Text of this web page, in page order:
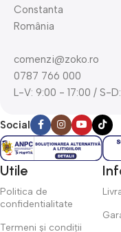
Constanta
România
comenzi@zoko.ro
0787 766 000
L-V: 9:00 - 17:00 / S-
Social
Utile
Politica de
confidentialitate
Termeni și condiții